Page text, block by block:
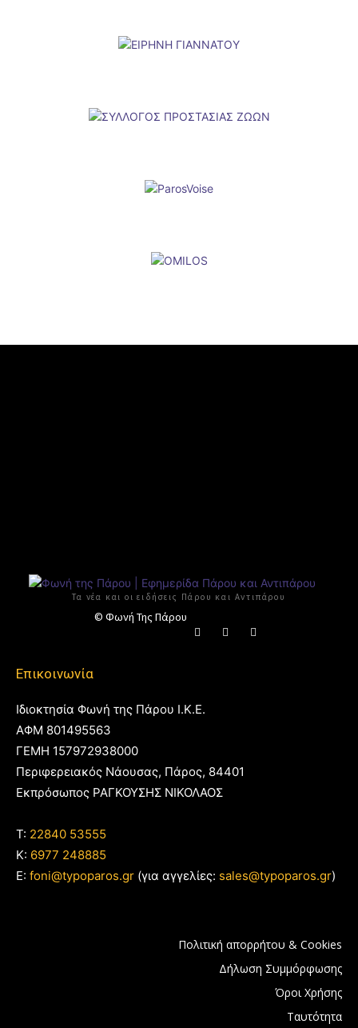
Τα νέα και οι ειδήσεις Πάρου και Αντιπάρου
© Φωνή Της Πάρου
Επικοινωνία
Ιδιοκτησία Φωνή της Πάρου Ι.Κ.Ε.
ΑΦΜ 801495563
ΓΕΜΗ 157972938000
Περιφερειακός Νάουσας, Πάρος, 84401
Εκπρόσωπος ΡΑΓΚΟΥΣΗΣ ΝΙΚΟΛΑΟΣ
T: 22840 53555
Κ: 6977 248885
E: foni@typoparos.gr (για αγγελίες: sales@typoparos.gr)
Πολιτική απορρήτου & Cookies
Δήλωση Συμμόρφωσης
Όροι Χρήσης
Ταυτότητα